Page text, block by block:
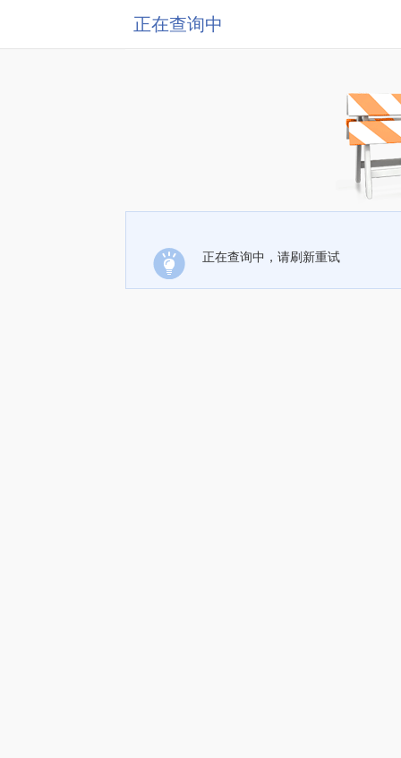
正在查询中
正在查询中，请刷新重试